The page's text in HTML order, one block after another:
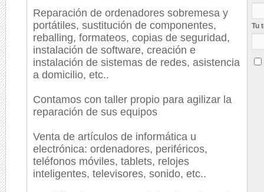
Reparación de ordenadores sobremesa y
portátiles, sustitución de componentes,
reballing, formateos, copias de seguridad,
instalación de software, creación e
instalación de sistemas de redes, asistencia
a domicilio, etc..
Contamos con taller propio para agilizar la
reparación de sus equipos
Venta de artículos de informática u
electrónica: ordenadores, periféricos,
teléfonos móviles, tablets, relojes
inteligentes, televisores, sonido, etc..
Tu